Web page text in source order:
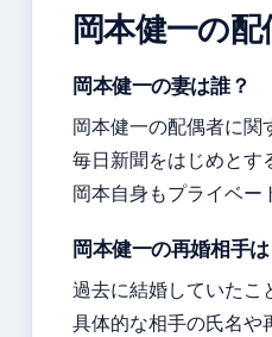
岡本健一の
岡本健一の妻は誰？
岡本健一の配偶者に関
毎日新聞をはじめとす
岡本自身もプライベー
岡本健一の再婚相手は
過去に結婚していたこ
具体的な相手の氏名や